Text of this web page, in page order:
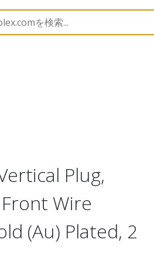
Strip 39513 395138902
Plug,
Wire
(Au) Plated, 2